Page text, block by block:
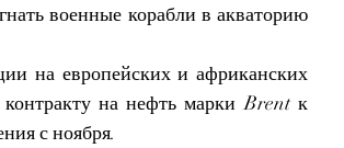
военные корабли в акваторию
на европейских и африканских
на нефть марки Brent к
с ноября.